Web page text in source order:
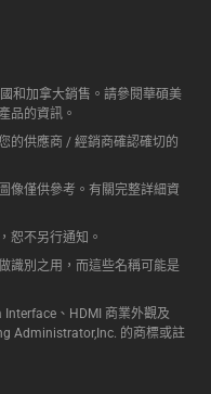
和加拿大銷售。請參閱華碩美
品的資訊。
的供應商 / 經銷商確認確切的
像僅供參考。有關完整詳細資
恕不另行通知。
識別之用，而這些名稱可能是
、HDMI 商業外觀及
Administrator,Inc. 的商標或註